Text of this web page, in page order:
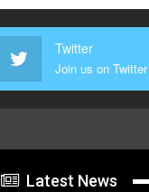
Twitter
Join us on Twitter
Latest News